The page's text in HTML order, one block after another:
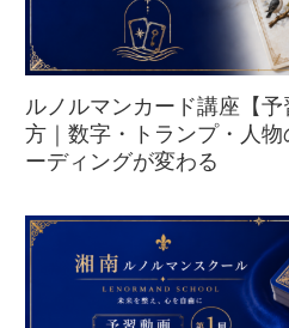
ルノルマンカード講座【
方｜数字・トランプ・人物
ーディングが変わる